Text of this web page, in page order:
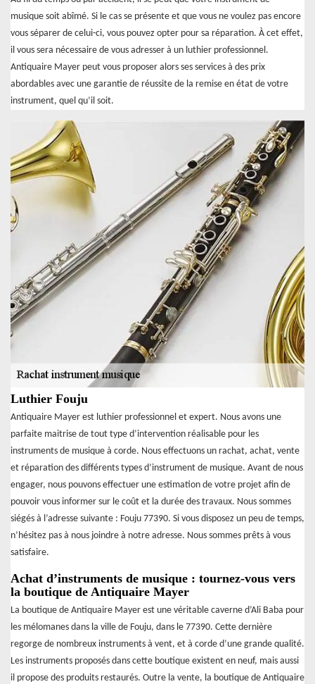
musique soit abîmé. Si le cas se présente et que vous ne voulez pas encore
vous séparer de celui-ci, vous pouvez opter pour sa réparation. À cet effet,
il vous sera nécessaire de vous adresser à un luthier professionnel.
Antiquaire Mayer peut vous proposer alors ses services à des prix
abordables avec une garantie de réussite de la remise en état de votre
instrument, quel qu’il soit.
Luthier Fouju
Antiquaire Mayer est luthier professionnel et expert. Nous avons une
parfaite maitrise de tout type d’intervention réalisable pour les
instruments de musique à corde. Nous effectuons un rachat, achat, vente
et réparation des différents types d’instrument de musique. Avant de nous
engager, nous pouvons effectuer une estimation de votre projet afin de
pouvoir vous informer sur le coût et la durée des travaux. Nous sommes
siégés à l’adresse suivante : Fouju 77390. Si vous disposez un peu de temps,
n’hésitez pas à nous joindre à notre adresse. Nous sommes prêts à vous
satisfaire.
Achat d’instruments de musique : tournez-vous vers
la boutique de Antiquaire Mayer
La boutique de Antiquaire Mayer est une véritable caverne d’Ali Baba pour
les mélomanes dans la ville de Fouju, dans le 77390. Cette dernière
regorge de nombreux instruments à vent, et à corde d’une grande qualité.
Les instruments proposés dans cette boutique existent en neuf, mais aussi
il propose des produits restaurés. Outre la vente, la boutique de Antiquaire